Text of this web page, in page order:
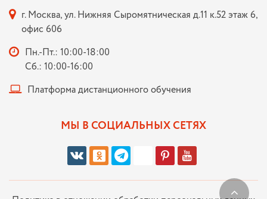
МЫ В СОЦИАЛЬНЫХ СЕТЯХ
г. Москва, ул. Нижняя Сыромятническая д.11 к.52 этаж 6,
офис 606
Пн.-Пт.: 10:00-18:00
Сб.: 10:00-16:00
Платформа дистанционного обучения